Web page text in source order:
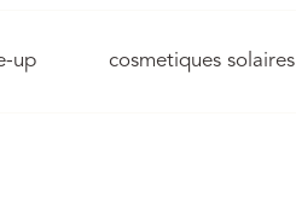
up cosmetiques solaires